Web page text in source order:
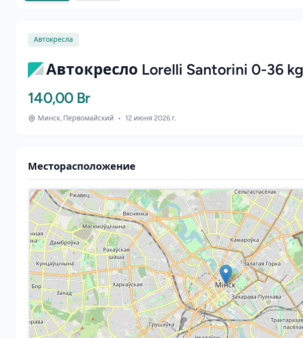
Автокресла
Автокресло Lorelli Santorini 0-36 kg
140,00 Br
Минск, Первомайский • 12 июня 2026 г.
Месторасположение